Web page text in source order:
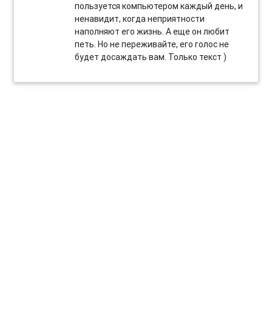
пользуется компьютером каждый день, и
ненавидит, когда неприятности
наполняют его жизнь. А еще он любит
петь. Но не переживайте, его голос не
будет досаждать вам. Только текст )